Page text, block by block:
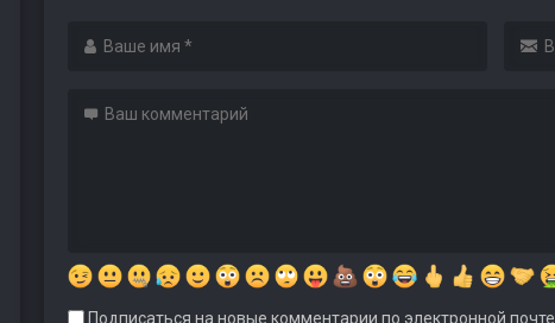
Подписаться на новые комментарии по электронной почте.